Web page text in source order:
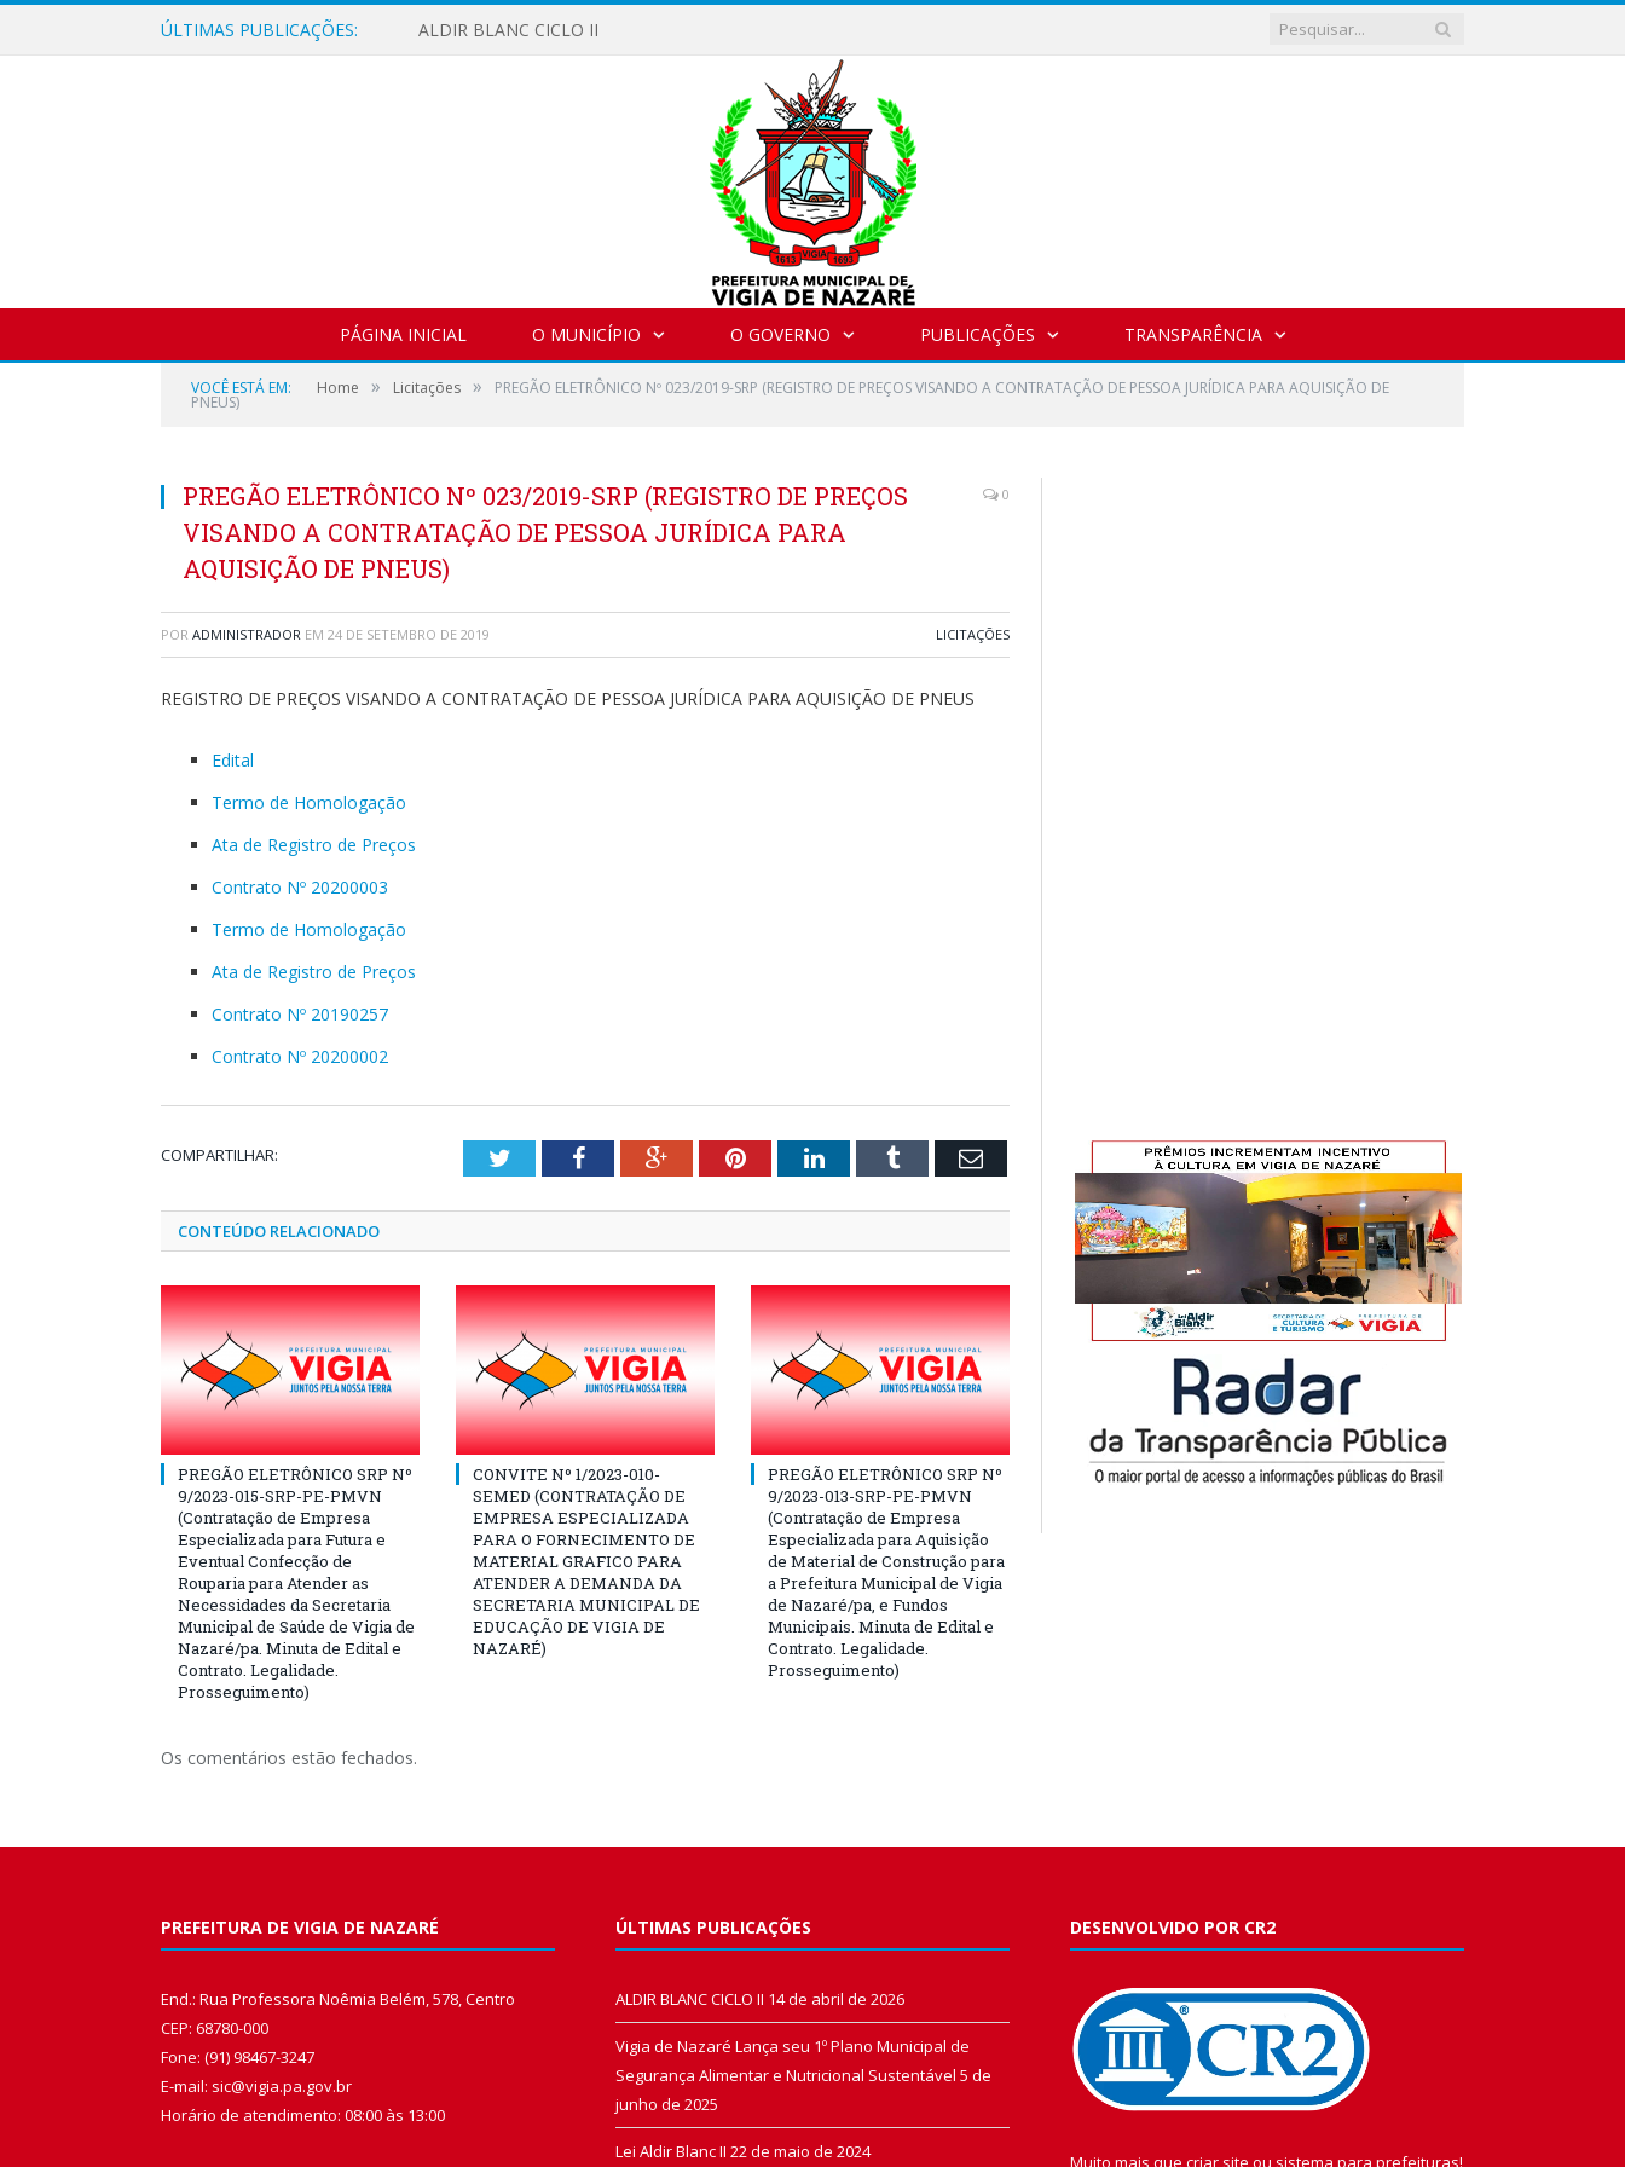
ÚLTIMAS PUBLICAÇÕES: ALDIR BLANC CICLO II
PÁGINA INICIAL O MUNICÍPIO O GOVERNO PUBLICAÇÕES TRANSPARÊNCIA
VOCÊ ESTÁ EM: Home » Licitações » PREGÃO ELETRÔNICO Nº 023/2019-SRP (REGISTRO DE PREÇOS VISANDO A CONTRATAÇÃO DE PESSOA JURÍDICA PARA AQUISIÇÃO DE
PNEUS)
PREGÃO ELETRÔNICO Nº 023/2019-SRP (REGISTRO DE PREÇOS
VISANDO A CONTRATAÇÃO DE PESSOA JURÍDICA PARA
AQUISIÇÃO DE PNEUS)
0
POR ADMINISTRADOR EM 24 DE SETEMBRO DE 2019 LICITAÇÕES
REGISTRO DE PREÇOS VISANDO A CONTRATAÇÃO DE PESSOA JURÍDICA PARA AQUISIÇÃO DE PNEUS
Edital
Termo de Homologação
Ata de Registro de Preços
Contrato Nº 20200003
Termo de Homologação
Ata de Registro de Preços
Contrato Nº 20190257
Contrato Nº 20200002
COMPARTILHAR: TwitterFacebookGoogle+PinterestLinkedInTumblr Email
CONTEÚDO RELACIONADO
PREGÃO ELETRÔNICO SRP Nº
9/2023-015-SRP-PE-PMVN
(Contratação de Empresa
Especializada para Futura e
Eventual Confecção de
Rouparia para Atender as
Necessidades da Secretaria
Municipal de Saúde de Vigia de
Nazaré/pa. Minuta de Edital e
Contrato. Legalidade.
Prosseguimento)
CONVITE Nº 1/2023-010-
SEMED (CONTRATAÇÃO DE
EMPRESA ESPECIALIZADA
PARA O FORNECIMENTO DE
MATERIAL GRAFICO PARA
ATENDER A DEMANDA DA
SECRETARIA MUNICIPAL DE
EDUCAÇÃO DE VIGIA DE
NAZARÉ)
PREGÃO ELETRÔNICO SRP Nº
9/2023-013-SRP-PE-PMVN
(Contratação de Empresa
Especializada para Aquisição
de Material de Construção para
a Prefeitura Municipal de Vigia
de Nazaré/pa, e Fundos
Municipais. Minuta de Edital e
Contrato. Legalidade.
Prosseguimento)
Os comentários estão fechados.
PREFEITURA DE VIGIA DE NAZARÉ
End.: Rua Professora Noêmia Belém, 578, Centro
CEP: 68780-000
Fone: (91) 98467-3247
E-mail: sic@vigia.pa.gov.br
Horário de atendimento: 08:00 às 13:00
ÚLTIMAS PUBLICAÇÕES
ALDIR BLANC CICLO II 14 de abril de 2026
Vigia de Nazaré Lança seu 1º Plano Municipal de
Segurança Alimentar e Nutricional Sustentável 5 de
junho de 2025
Lei Aldir Blanc II 22 de maio de 2024
DESENVOLVIDO POR CR2
Muito mais que criar site ou sistema para prefeituras!